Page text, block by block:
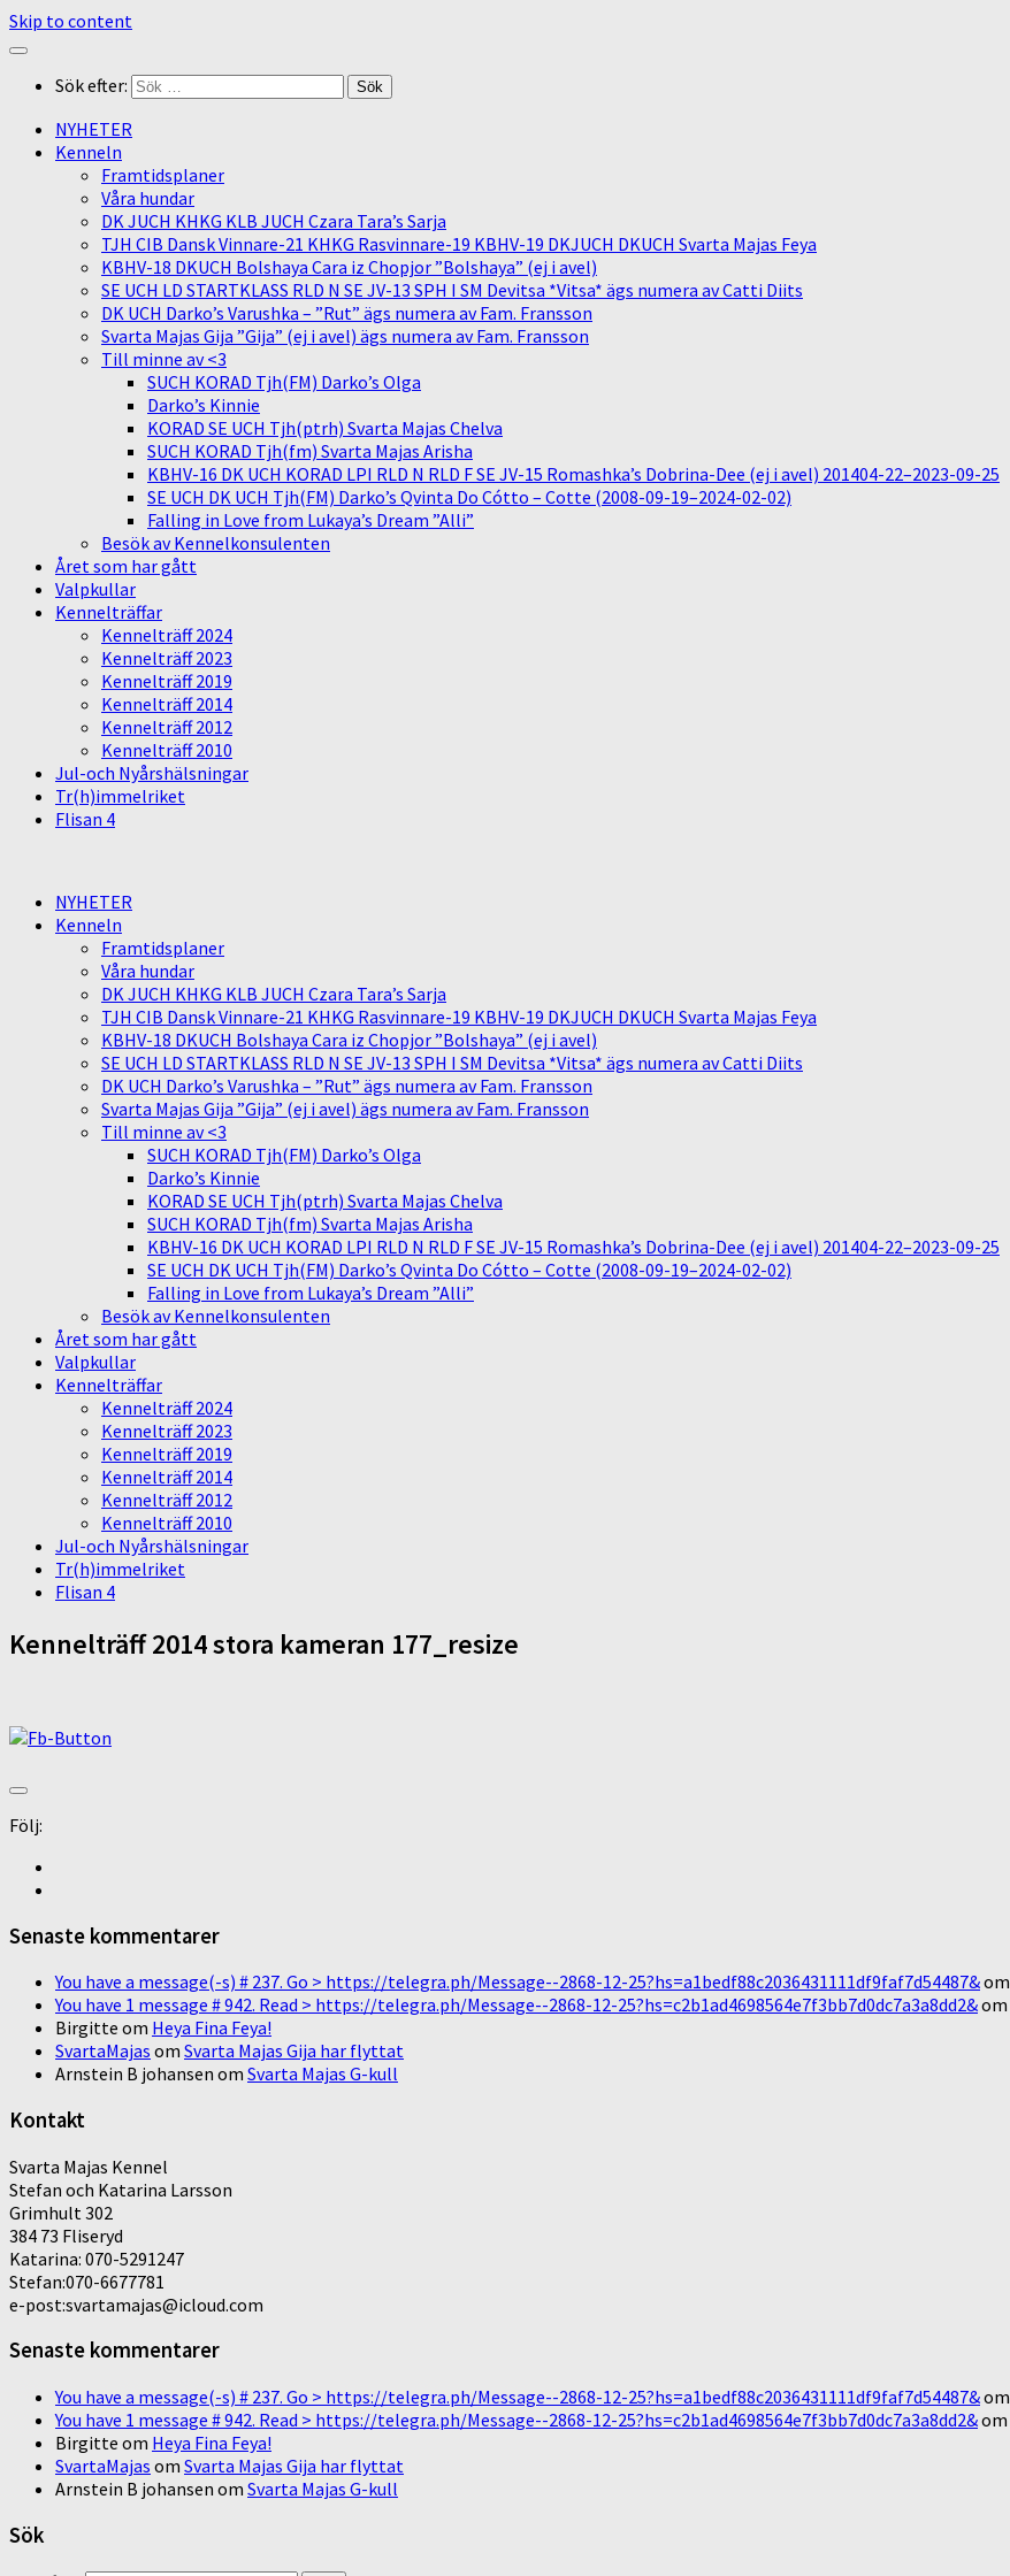
Skip to content
Sök efter:
NYHETER
Kenneln
Framtidsplaner
Våra hundar
DK JUCH KHKG KLB JUCH Czara Tara’s Sarja
TJH CIB Dansk Vinnare-21 KHKG Rasvinnare-19 KBHV-19 DKJUCH DKUCH Svarta Majas Feya
KBHV-18 DKUCH Bolshaya Cara iz Chopjor ”Bolshaya” (ej i avel)
SE UCH LD STARTKLASS RLD N SE JV-13 SPH I SM Devitsa *Vitsa* ägs numera av Catti Diits
DK UCH Darko’s Varushka – ”Rut” ägs numera av Fam. Fransson
Svarta Majas Gija ”Gija” (ej i avel) ägs numera av Fam. Fransson
Till minne av <3
SUCH KORAD Tjh(FM) Darko’s Olga
Darko’s Kinnie
KORAD SE UCH Tjh(ptrh) Svarta Majas Chelva
SUCH KORAD Tjh(fm) Svarta Majas Arisha
KBHV-16 DK UCH KORAD LPI RLD N RLD F SE JV-15 Romashka’s Dobrina-Dee (ej i avel) 201404-22–2023-09-25
SE UCH DK UCH Tjh(FM) Darko’s Qvinta Do Cótto – Cotte (2008-09-19–2024-02-02)
Falling in Love from Lukaya’s Dream ”Alli”
Besök av Kennelkonsulenten
Året som har gått
Valpkullar
Kennelträffar
Kennelträff 2024
Kennelträff 2023
Kennelträff 2019
Kennelträff 2014
Kennelträff 2012
Kennelträff 2010
Jul-och Nyårshälsningar
Tr(h)immelriket
Flisan 4
NYHETER
Kenneln
Framtidsplaner
Våra hundar
DK JUCH KHKG KLB JUCH Czara Tara’s Sarja
TJH CIB Dansk Vinnare-21 KHKG Rasvinnare-19 KBHV-19 DKJUCH DKUCH Svarta Majas Feya
KBHV-18 DKUCH Bolshaya Cara iz Chopjor ”Bolshaya” (ej i avel)
SE UCH LD STARTKLASS RLD N SE JV-13 SPH I SM Devitsa *Vitsa* ägs numera av Catti Diits
DK UCH Darko’s Varushka – ”Rut” ägs numera av Fam. Fransson
Svarta Majas Gija ”Gija” (ej i avel) ägs numera av Fam. Fransson
Till minne av <3
SUCH KORAD Tjh(FM) Darko’s Olga
Darko’s Kinnie
KORAD SE UCH Tjh(ptrh) Svarta Majas Chelva
SUCH KORAD Tjh(fm) Svarta Majas Arisha
KBHV-16 DK UCH KORAD LPI RLD N RLD F SE JV-15 Romashka’s Dobrina-Dee (ej i avel) 201404-22–2023-09-25
SE UCH DK UCH Tjh(FM) Darko’s Qvinta Do Cótto – Cotte (2008-09-19–2024-02-02)
Falling in Love from Lukaya’s Dream ”Alli”
Besök av Kennelkonsulenten
Året som har gått
Valpkullar
Kennelträffar
Kennelträff 2024
Kennelträff 2023
Kennelträff 2019
Kennelträff 2014
Kennelträff 2012
Kennelträff 2010
Jul-och Nyårshälsningar
Tr(h)immelriket
Flisan 4
Kennelträff 2014 stora kameran 177_resize
Följ:
Senaste kommentarer
You have a message(-s) # 237. Go > https://telegra.ph/Message--2868-12-25?hs=a1bedf88c2036431111df9faf7d54487&om
You have 1 message # 942. Read > https://telegra.ph/Message--2868-12-25?hs=c2b1ad4698564e7f3bb7d0dc7a3a8dd2&om
Birgitte om Heya Fina Feya!
SvartaMajas om Svarta Majas Gija har flyttat
Arnstein B johansen om Svarta Majas G-kull
Kontakt
Svarta Majas Kennel
Stefan och Katarina Larsson
Grimhult 302
384 73 Fliseryd
Katarina: 070-5291247
Stefan:070-6677781
e-post:svartamajas@icloud.com
Senaste kommentarer
You have a message(-s) # 237. Go > https://telegra.ph/Message--2868-12-25?hs=a1bedf88c2036431111df9faf7d54487&om
You have 1 message # 942. Read > https://telegra.ph/Message--2868-12-25?hs=c2b1ad4698564e7f3bb7d0dc7a3a8dd2&om
Birgitte om Heya Fina Feya!
SvartaMajas om Svarta Majas Gija har flyttat
Arnstein B johansen om Svarta Majas G-kull
Sök